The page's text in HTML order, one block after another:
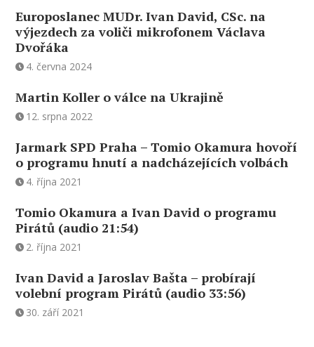
Europoslanec MUDr. Ivan David, CSc. na
výjezdech za voliči mikrofonem Václava
Dvořáka
4. června 2024
Martin Koller o válce na Ukrajině
12. srpna 2022
Jarmark SPD Praha – Tomio Okamura hovoří
o programu hnutí a nadcházejících volbách
4. října 2021
Tomio Okamura a Ivan David o programu
Pirátů (audio 21:54)
2. října 2021
Ivan David a Jaroslav Bašta – probírají
volební program Pirátů (audio 33:56)
30. září 2021